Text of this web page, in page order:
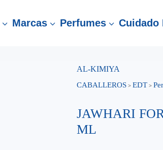
3 Marcas 3 Perfumes 3 Cuidado
AL-KIMIYA
CABALLEROS > EDT >
JAWHARI
ML